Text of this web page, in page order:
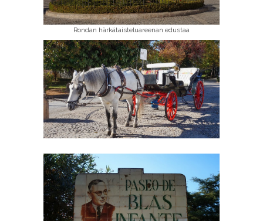
Rondan härkätaisteluareenan edustaa